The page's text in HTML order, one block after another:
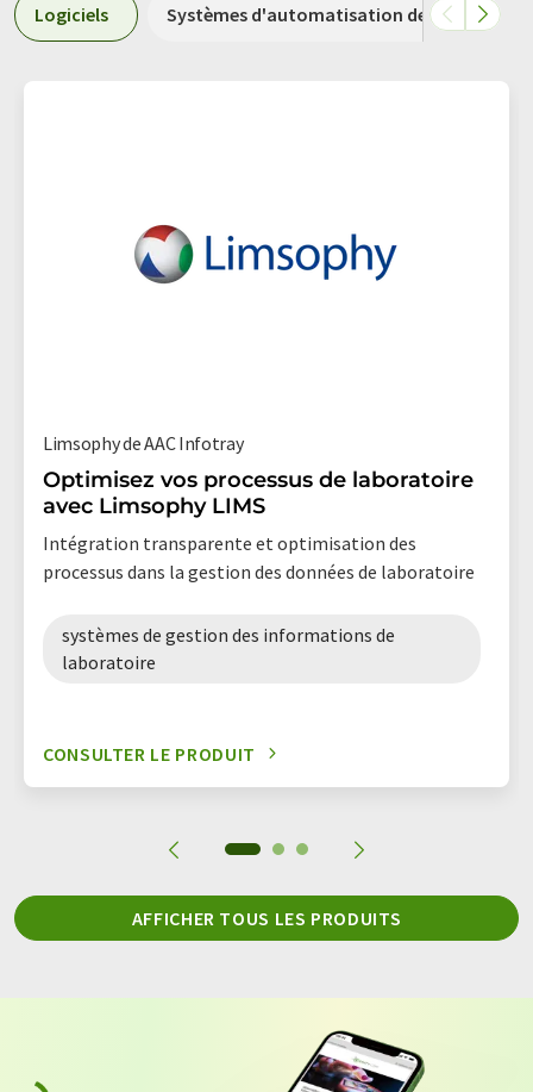
Logiciels Systèmes d'automatisation de laboratoire
Limsophy de AAC Infotray
Optimisez vos processus de laboratoire
avec Limsophy LIMS
Intégration transparente et optimisation des
processus dans la gestion des données de laboratoire
systèmes de gestion des informations de
laboratoire
CONSULTER LE PRODUIT
AFFICHER TOUS LES PRODUITS